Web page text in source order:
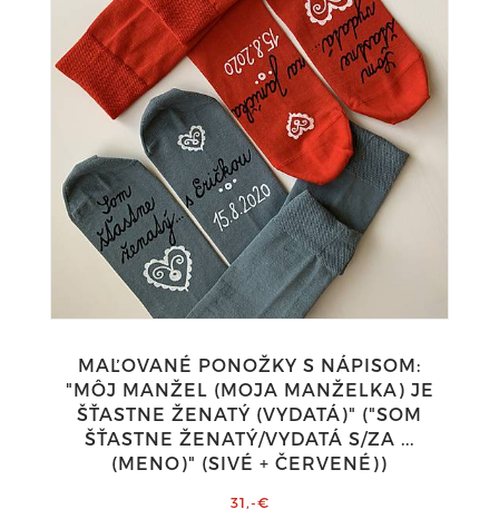
MAĽOVANÉ PONOŽKY S NÁPISOM:
"MÔJ MANŽEL (MOJA MANŽELKA) JE
ŠŤASTNE ŽENATÝ (VYDATÁ)" ("SOM
ŠŤASTNE ŽENATÝ/VYDATÁ S/ZA ...
(MENO)" (SIVÉ + ČERVENÉ))
31,-€